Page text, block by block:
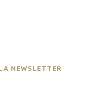
NEWSLETTER